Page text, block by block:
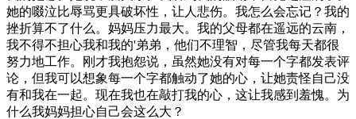
她的啜泣比辱骂更具破坏性，让人悲伤。我怎么会忘记？我的
挫折算不了什么。妈妈压力最大。我的父母都在遥远的云南，
我不得不担心我和我的'弟弟，他们不理智，尽管我每天都很
努力地工作。刚才我抱怨说，虽然她没有对每一个字都发表评
论，但我可以想象每一个字都触动了她的心，让她责怪自己没
有和我在一起。现在我也在敲打我的心，这让我感到羞愧。为
什么我妈妈担心自己会这么大？